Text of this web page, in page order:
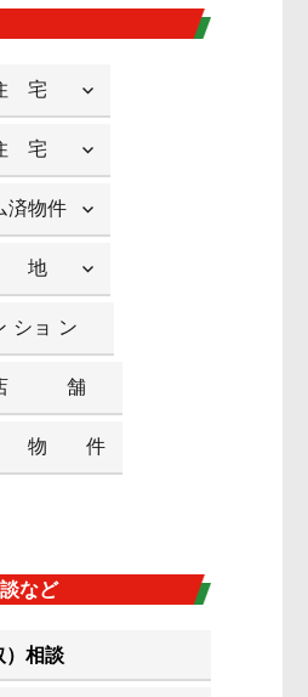
宅
宅
済物件
地
ショ ン
舗
物 件
など
）相談